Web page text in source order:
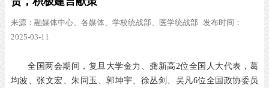
来源： 融媒体中心、各媒体、学校统战部、医学统战部 发布时间：
2025-03-11
全国两会期间，复旦大学金力、龚新高2位全国人大代表，葛
均波、张文宏、朱同玉、郭坤宇、徐丛剑、吴凡6位全国政协委员